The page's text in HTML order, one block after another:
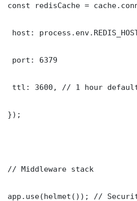
const redisCache =
host:
port: 6379
ttl: 3600, // 1 hour
});
// Middleware stack
app.use(helmet()); //